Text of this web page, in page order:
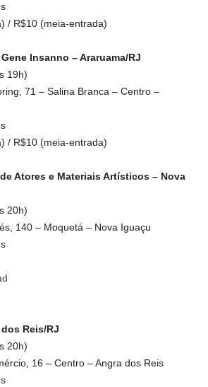
/ R$10 (meia-entrada)
Insanno – Araruama/RJ
19h)
71 – Salina Branca – Centro –
/ R$10 (meia-entrada)
Atores e Materiais Artísticos – Nova
20h)
140 – Moquetá – Nova Iguaçu
Reis/RJ
20h)
16 – Centro – Angra dos Reis